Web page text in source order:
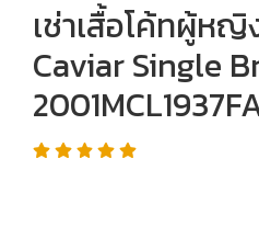
เช่าเสื้อโค้ทผู้ห
Caviar Single